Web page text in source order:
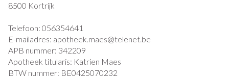
8500 Kortrijk
Telefoon: 056354641
E-mailadres: apotheek.maes@telenet.be
APB nummer: 342209
Apotheek titularis: Katrien Maes
BTW nummer: BE0425070232